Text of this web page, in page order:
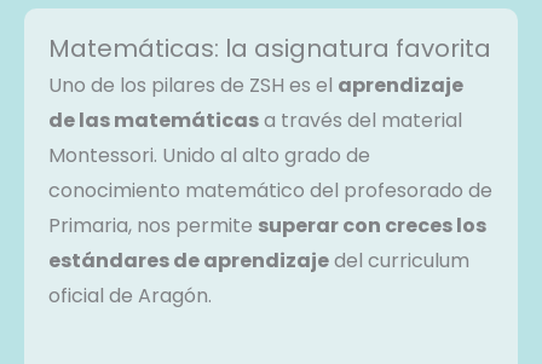
Matemáticas: la asignatura favorita
Uno de los pilares de ZSH es el aprendizaje
de las matemáticasa través del material
Montessori. Unido al alto grado de
conocimiento matemático del profesorado de
Primaria, nos permite superar con creces los
estándares de aprendizajedel curriculum
oficial de Aragón.